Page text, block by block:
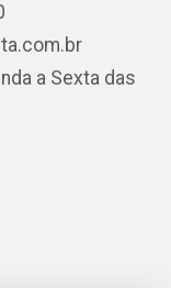
a Sexta das